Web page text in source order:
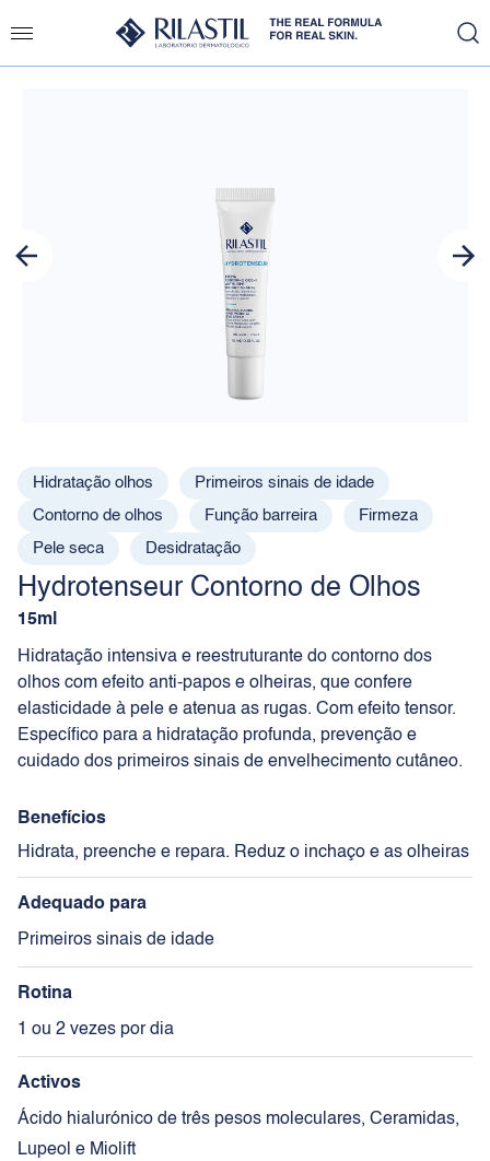
Hidratação olhos
Primeiros sinais de idade
Contorno de olhos
Função barreira
Firmeza
Pele seca
Desidratação
Hydrotenseur Contorno de Olhos
15ml
Hidratação intensiva e reestruturante do contorno dos
olhos com efeito anti-papos e olheiras, que confere
elasticidade à pele e atenua as rugas. Com efeito tensor.
Específico para a hidratação profunda, prevenção e
cuidado dos primeiros sinais de envelhecimento cutâneo.
Benefícios
Hidrata, preenche e repara. Reduz o inchaço e as olheiras
Adequado para
Primeiros sinais de idade
Rotina
1 ou 2 vezes por dia
Activos
Ácido hialurónico de três pesos moleculares, Ceramidas,
Lupeol e Miolift